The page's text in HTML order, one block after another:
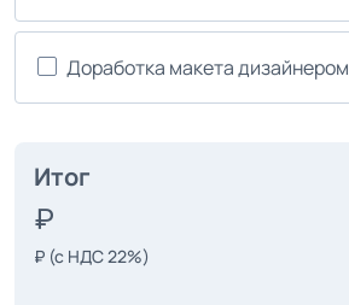
Доработка макета дизайнером
Итог
₽ (с НДС 22%)